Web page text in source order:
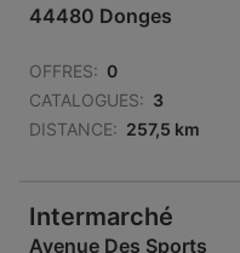
44480 Donges
OFFRES: 0
CATALOGUES: 3
DISTANCE: 257,5 km
Intermarché
Avenue Des Sports